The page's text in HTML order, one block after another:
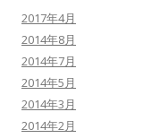
2017年4月
2014年8月
2014年7月
2014年5月
2014年3月
2014年2月